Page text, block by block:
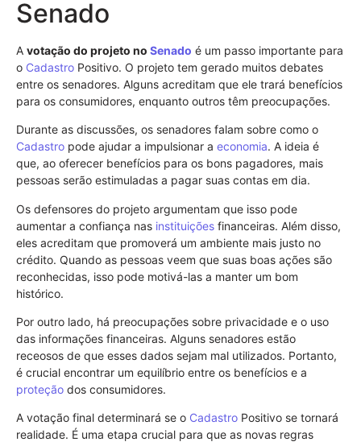
Senado
A votação do projeto no Senado é um passo importante para
o Cadastro Positivo. O projeto tem gerado muitos debates
entre os senadores. Alguns acreditam que ele trará benefícios
para os consumidores, enquanto outros têm preocupações.
Durante as discussões, os senadores falam sobre como o
Cadastro pode ajudar a impulsionar a economia. A ideia é
que, ao oferecer benefícios para os bons pagadores, mais
pessoas serão estimuladas a pagar suas contas em dia.
Os defensores do projeto argumentam que isso pode
aumentar a confiança nas instituições financeiras. Além disso,
eles acreditam que promoverá um ambiente mais justo no
crédito. Quando as pessoas veem que suas boas ações são
reconhecidas, isso pode motivá-las a manter um bom
histórico.
Por outro lado, há preocupações sobre privacidade e o uso
das informações financeiras. Alguns senadores estão
receosos de que esses dados sejam mal utilizados. Portanto,
é crucial encontrar um equilíbrio entre os benefícios e a
proteção dos consumidores.
A votação final determinará se o Cadastro Positivo se tornará
realidade. É uma etapa crucial para que as novas regras